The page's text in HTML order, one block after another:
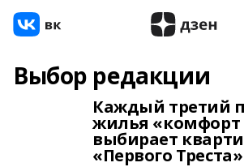
Выбор редакции
Каждый третий
жилья «комфорт
выбирает
«Первого Треста»